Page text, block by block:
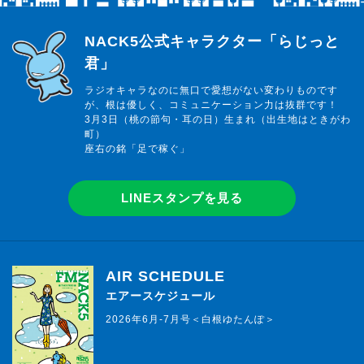
らじっと君
NACK5公式キャラクター「らじっと
君」
ラジオキャラなのに無口で愛想がない変わりものです
が、根は優しく、コミュニケーション力は抜群です！
3月3日（桃の節句・耳の日）生まれ（出生地はときがわ
町）
座右の銘「足で稼ぐ」
LINEスタンプを見る
AIR SCHEDULE
エアースケジュール
2026年6月-7月号＜白根ゆたんぽ＞